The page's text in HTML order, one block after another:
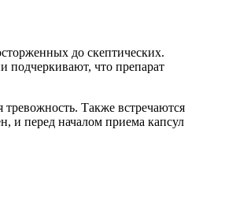
до скептических.
подчеркивают, что препарат
Также встречаются
и перед началом приема капсул